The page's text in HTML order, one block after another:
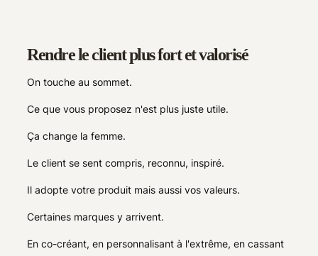
Rendre le client plus fort et valorisé
On touche au sommet.
Ce que vous proposez n'est plus juste utile.
Ça change la femme.
Le client se sent compris, reconnu, inspiré.
Il adopte votre produit mais aussi vos valeurs.
Certaines marques y arrivent.
En co-créant, en personnalisant à l'extrême, en cassant